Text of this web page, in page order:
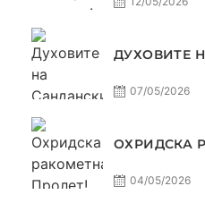
ДУХОВИТЕ
07/05/2026
ОХРИДСКА
04/05/2026